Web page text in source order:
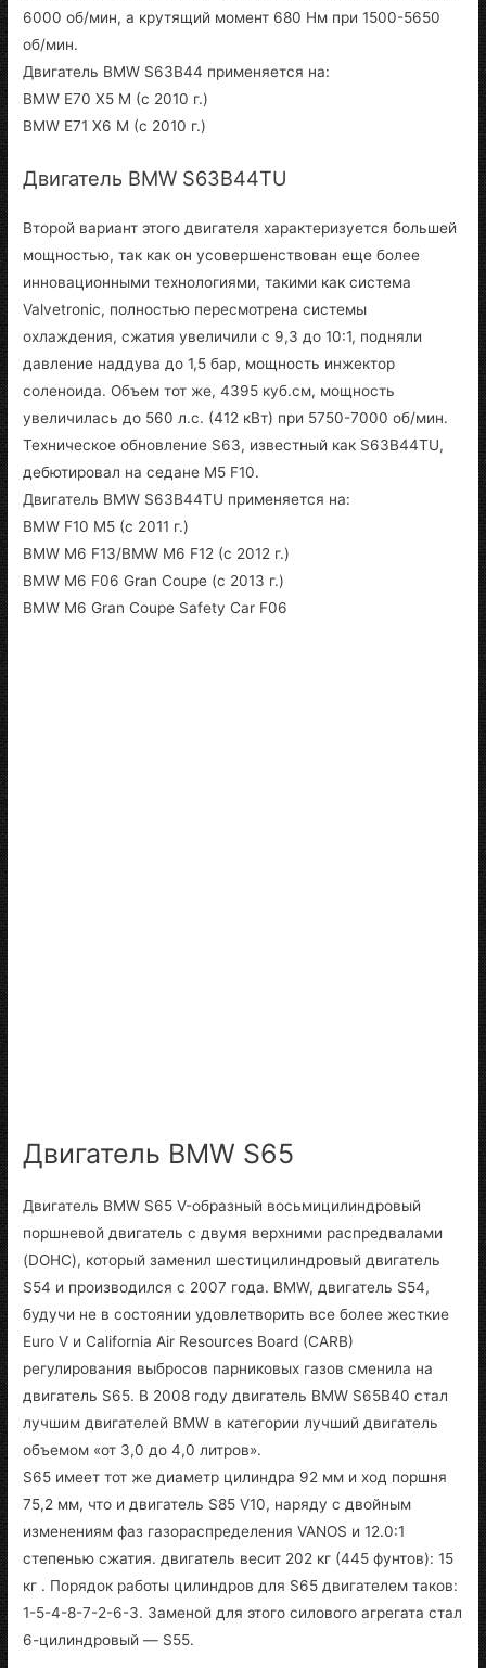
6000 об/мин, а крутящий момент 680 Нм при 1500-5650
об/мин.
Двигатель BMW S63B44 применяется на:
BMW E70 X5 M (с 2010 г.)
BMW E71 X6 M (с 2010 г.)
Двигатель BMW S63B44TU
Второй вариант этого двигателя характеризуется большей
мощностью, так как он усовершенствован еще более
инновационными технологиями, такими как система
Valvetronic, полностью пересмотрена системы
охлаждения, сжатия увеличили с 9,3 до 10:1, подняли
давление наддува до 1,5 бар, мощность инжектор
соленоида. Объем тот же, 4395 куб.см, мощность
увеличилась до 560 л.с. (412 кВт) при 5750-7000 об/мин.
Техническое обновление S63, известный как S63B44TU,
дебютировал на седане M5 F10.
Двигатель BMW S63B44TU применяется на:
BMW F10 M5 (с 2011 г.)
BMW M6 F13/BMW M6 F12 (с 2012 г.)
BMW M6 F06 Gran Coupe (с 2013 г.)
BMW M6 Gran Coupe Safety Car F06
Двигатель BMW S65
Двигатель BMW S65 V-образный восьмицилиндровый
поршневой двигатель с двумя верхними распредвалами
(DOHC), который заменил шестицилиндровый двигатель
S54 и производился с 2007 года. BMW, двигатель S54,
будучи не в состоянии удовлетворить все более жесткие
Euro V и California Air Resources Board (CARB)
регулирования выбросов парниковых газов сменила на
двигатель S65. В 2008 году двигатель BMW S65B40 стал
лучшим двигателей BMW в категории лучший двигатель
объемом «от 3,0 до 4,0 литров».
S65 имеет тот же диаметр цилиндра 92 мм и ход поршня
75,2 мм, что и двигатель S85 V10, наряду с двойным
изменениям фаз газораспределения VANOS и 12.0:1
степенью сжатия. двигатель весит 202 кг (445 фунтов): 15
кг . Порядок работы цилиндров для S65 двигателем таков:
1-5-4-8-7-2-6-3. Заменой для этого силового агрегата стал
6-цилиндровый — S55.